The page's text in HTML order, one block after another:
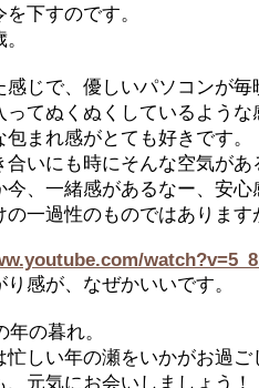
下すのです。
じで、優しいパソコンが毎
ってぬくぬくしているような
包まれ感がとても好きです。
合いにも時にそんな空気があ
今、一緒感があるなー、安
の一過性のものではありま
り感が、なぜかいいです。
の暮れ。
忙しい年の瀬をいかがお過ご
、元気にお会いしましょう！